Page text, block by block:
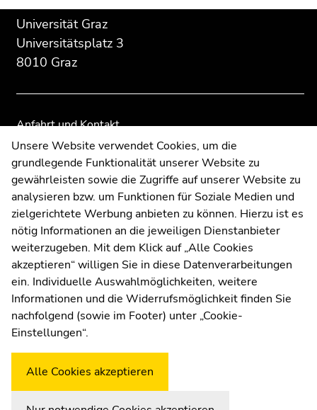
Beginn
Seitenbereichs:
Zusatzinformationen:
Universität Graz
Universitätsplatz 3
8010 Graz
Anfahrt und Kontakt
Kommunikation und Öffentlichkeitsarbeit
Moodle
UNIGRAZonline
Impressum
Datenschutzerklärung
Cookie-Einstellungen
Barrierefreiheitserklärung
WetterstationUni Graz
Ende
Seitenbereichs.
Seitenbereiche
Ende
Seitenbereichs.
Seitenbereiche
Unsere Website verwendet Cookies, um die
grundlegende Funktionalität unserer Website zu
gewährleisten sowie die Zugriffe auf unserer Website zu
analysieren bzw. um Funktionen für Soziale Medien und
zielgerichtete Werbung anbieten zu können. Hierzu ist es
nötig Informationen an die jeweiligen Dienstanbieter
weiterzugeben. Mit dem Klick auf „Alle Cookies
akzeptieren“ willigen Sie in diese Datenverarbeitungen
ein. Individuelle Auswahlmöglichkeiten, weitere
Informationen und die Widerrufsmöglichkeit finden Sie
nachfolgend (sowie im Footer) unter „Cookie-
Einstellungen“.
Alle Cookies akzeptieren